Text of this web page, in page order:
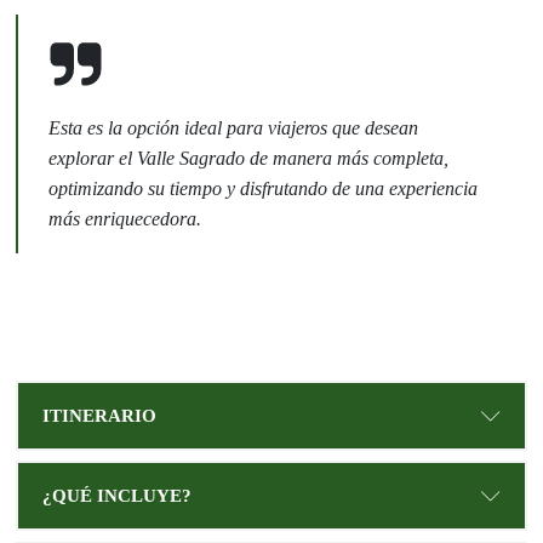
Esta es la opción ideal para viajeros que desean
explorar el Valle Sagrado de manera más completa,
optimizando su tiempo y disfrutando de una experiencia
más enriquecedora.
ITINERARIO
¿QUÉ INCLUYE?